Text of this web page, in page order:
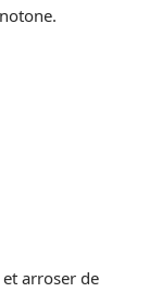
arroser de